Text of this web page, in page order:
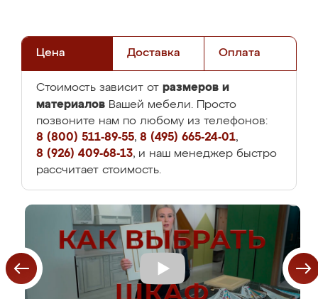
Цена Доставка Оплата
Стоимость зависит от размеров и
материалов Вашей мебели. Просто
позвоните нам по любому из телефонов:
8 (800) 511-89-55, 8 (495) 665-24-01,
8 (926) 409-68-13, и наш менеджер быстро
рассчитает стоимость.